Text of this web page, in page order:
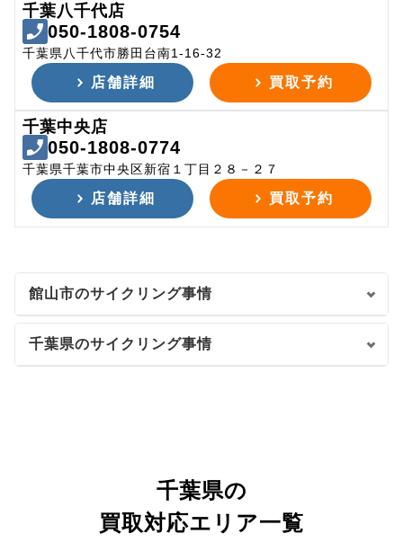
千葉八千代店
050-1808-0754
千葉県八千代市勝田台南1-16-32
店舗詳細 買取予約
千葉中央店
050-1808-0774
千葉県千葉市中央区新宿１丁目２８－２７
店舗詳細 買取予約
館山市のサイクリング事情
千葉県のサイクリング事情
千葉県の
買取対応エリア一覧